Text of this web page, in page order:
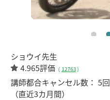
ショウイ先生
4.965評価 ( 12763)
講師都合キャンセル数：5回
（直近3カ月間）